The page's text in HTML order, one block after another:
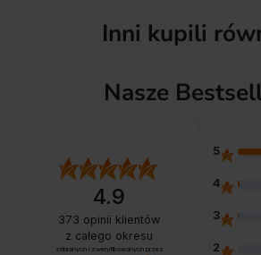
Inni kupili
Nasze
4.9
373 opinii klientów
z całego okresu
zebranych i zweryfikowanych przez
5
4
3
2